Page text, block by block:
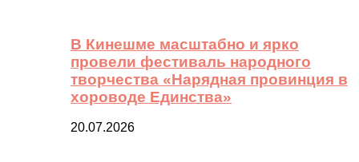
В Кинешме масштабно и ярко
провели фестиваль народного
творчества «Нарядная провинция в
хороводе Единства»
20.07.2026